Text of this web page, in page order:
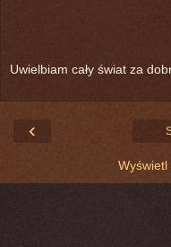
Uwielbiam cały świat za
‹